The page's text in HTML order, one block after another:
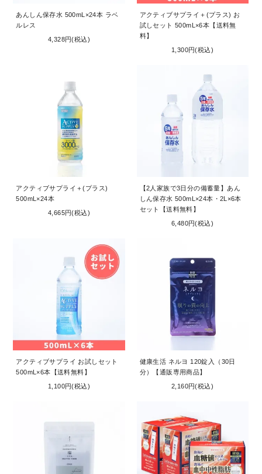
あんしん保存水 500mL×24本 ラベ
ルレス
4,328円(税込)
アクティブサプライ＋(プラス) お
試しセット 500mL×6本【送料無
料】
1,300円(税込)
アクティブサプライ＋(プラス)
500mL×24本
4,665円(税込)
【2人家族で3日分の備蓄量】あん
しん保存水 500mL×24本・2L×6本
セット【送料無料】
6,480円(税込)
アクティブサプライ お試しセット
500mL×6本【送料無料】
1,100円(税込)
健康生活 ネルヨ 120錠入（30日
分）【通販専用商品】
2,160円(税込)